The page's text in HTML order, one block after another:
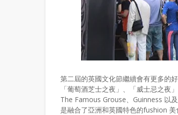
第二屆的英國文化節繼續會有更多的
「葡萄酒芝士之夜」、「威士忌之夜
The Famous Grouse、Guinness 以
是融合了亞洲和英國特色的fushion 美